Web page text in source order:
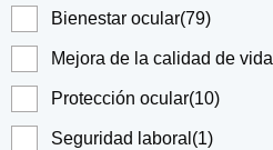
Bienestar ocular(79)
Mejora de la calidad de vida
Protección ocular(10)
Seguridad laboral (1)